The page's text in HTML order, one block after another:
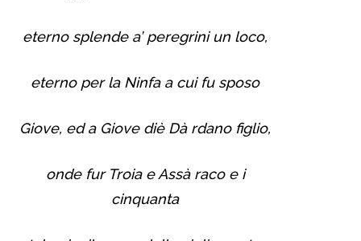
eterno splende a’ peregrini un loco,
eterno per la Ninfa a cui fu sposo
Giove, ed a Giove diè Dà rdano figlio,
onde fur Troia e Assà raco e i
cinquanta